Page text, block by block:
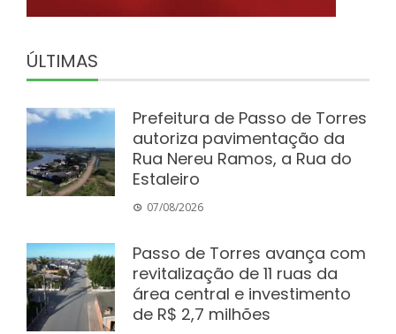
ÚLTIMAS
Prefeitura de Passo de Torres
autoriza pavimentação da
Rua Nereu Ramos, a Rua do
Estaleiro
07/08/2026
Passo de Torres avança com
revitalização de 11 ruas da
área central e investimento
de R$ 2,7 milhões